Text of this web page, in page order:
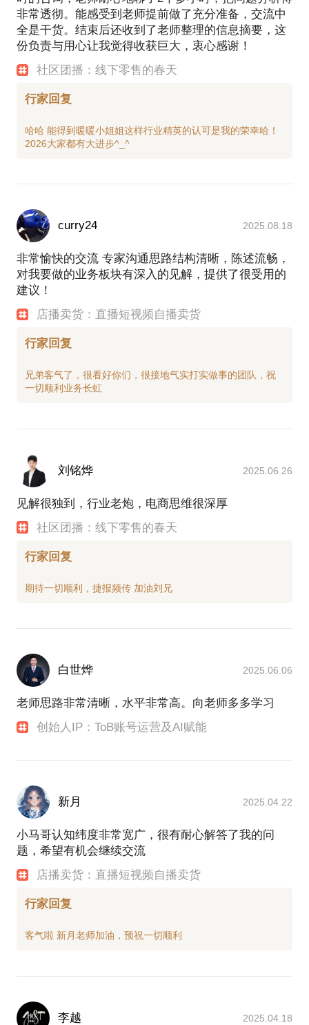
视频+直播+电视媒体背书的方式赋能社区团购；
2020年11月，与广东经视合作，运营综艺直播带货领
域；
2021年4月，加入当时抖音达人服务商排名第一的广
州快火，负责直播项目运营团队，服务了300多位广
州乃至全国的服装老板娘，在抖音平台直播卖服装；
的抖音快手达播渠道业务。
2022年7月，加入原十荟团核心高管的创业公司（星
2024年9月，策划“吃4周预制菜猪狗食”事件营销，为
预制菜行业发声。
2025年9月，筹划雀窝心选的社区团播项目，11月开
项目业绩：
1.主持招商工作阶段，实现了广东馆0家商家到1368家
商家（含个人店铺）的增长
广东馆，通过对该商家重点扶持，实现了2013年100
非常透彻。能感受到老师提前做了充分准备，交流中
全是干货。结束后还收到了老师整理的信息摘要，这
份负责与用心让我觉得收获巨大，衷心感谢！
社区团播：线下零售的春天
行家回复
哈哈 能得到暖暖小姐姐这样行业精英的认可是我的荣幸哈！
curry24 2025.08.18
非常愉快的交流 专家沟通思路结构清晰，陈述流畅，
对我要做的业务板块有深入的见解，提供了很受用的
建议！
店播卖货：直播短视频自播卖货
行家回复
兄弟客气了，很看好你们，很接地气实打实做事的团队，祝
刘铭烨 2025.06.26
见解很独到，行业老炮，电商思维很深厚
社区团播：线下零售的春天
行家回复
白世烨 2025.06.06
老师思路非常清晰，水平非常高。向老师多多学习
创始人IP：ToB账号运营及AI赋能
新月 2025.04.22
小马哥认知纬度非常宽广，很有耐心解答了我的问
题，希望有机会继续交流
店播卖货：直播短视频自播卖货
行家回复
李越 2025.04.18